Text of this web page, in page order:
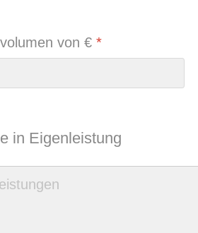
von € *
in Eigenleistung